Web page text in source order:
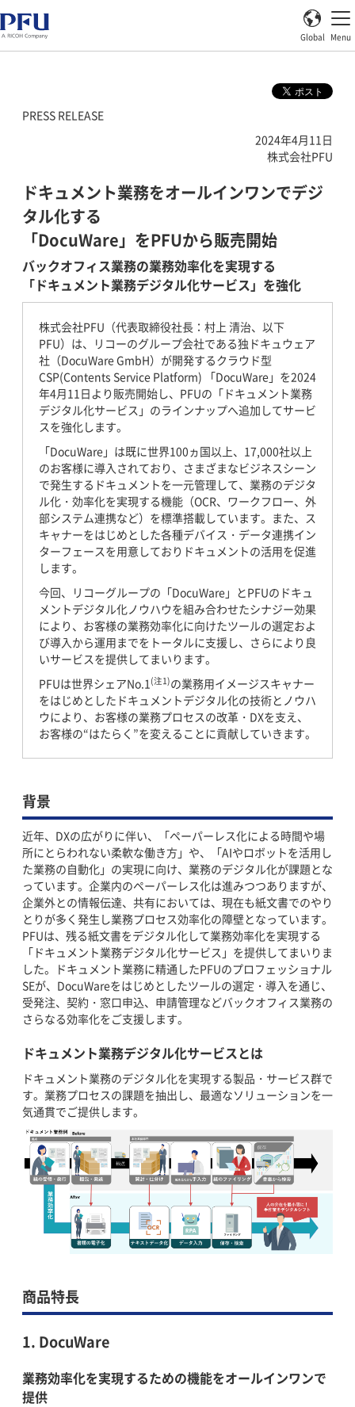
Global Menu
PRESS RELEASE
2024年4月11日
株式会社PFU
ドキュメント業務をオールインワンでデジ
タル化する
「DocuWare」をPFUから販売開始
バックオフィス業務の業務効率化を実現する
「ドキュメント業務デジタル化サービス」を強化
株式会社PFU（代表取締役社長：村上 清治、以下
PFU）は、リコーのグループ会社である独ドキュウェア
社（DocuWare GmbH）が開発するクラウド型
CSP(Contents Service Platform) 「DocuWare」を2024
年4月11日より販売開始し、PFUの「ドキュメント業務
デジタル化サービス」のラインナップへ追加してサービ
スを強化します。
「DocuWare」は既に世界100ヵ国以上、17,000社以上
のお客様に導入されており、さまざまなビジネスシーン
で発生するドキュメントを一元管理して、業務のデジタ
ル化・効率化を実現する機能（OCR、ワークフロー、外
部システム連携など）を標準搭載しています。また、ス
キャナーをはじめとした各種デバイス・データ連携イン
ターフェースを用意しておりドキュメントの活用を促進
します。
今回、リコーグループの「DocuWare」とPFUのドキュ
メントデジタル化ノウハウを組み合わせたシナジー効果
により、お客様の業務効率化に向けたツールの選定およ
び導入から運用までをトータルに支援し、さらにより良
いサービスを提供してまいります。
PFUは世界シェアNo.1(注1)の業務用イメージスキャナー
をはじめとしたドキュメントデジタル化の技術とノウハ
ウにより、お客様の業務プロセスの改革・DXを支え、
お客様の“はたらく”を変えることに貢献していきます。
背景
近年、DXの広がりに伴い、「ペーパーレス化による時間や場
所にとらわれない柔軟な働き方」や、「AIやロボットを活用し
た業務の自動化」の実現に向け、業務のデジタル化が課題とな
っています。企業内のペーパーレス化は進みつつありますが、
企業外との情報伝達、共有においては、現在も紙文書でのやり
とりが多く発生し業務プロセス効率化の障壁となっています。
PFUは、残る紙文書をデジタル化して業務効率化を実現する
「ドキュメント業務デジタル化サービス」を提供してまいりま
した。ドキュメント業務に精通したPFUのプロフェッショナル
SEが、DocuWareをはじめとしたツールの選定・導入を通じ、
受発注、契約・窓口申込、申請管理などバックオフィス業務の
さらなる効率化をご支援します。
ドキュメント業務デジタル化サービスとは
ドキュメント業務のデジタル化を実現する製品・サービス群で
す。業務プロセスの課題を抽出し、最適なソリューションを一
気通貫でご提供します。
商品特長
1. DocuWare
業務効率化を実現するための機能をオールインワンで
提供